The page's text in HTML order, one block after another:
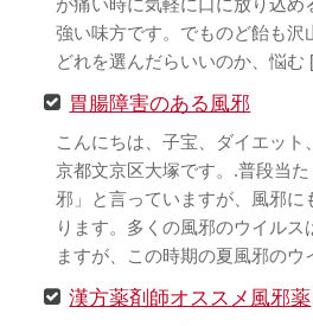
が痛い時に気軽に口に放り込め
強い味方です。でものど飴も沢
どれを選んだらいいのか、悩む
胃腸障害のある風邪
こんにちは、子宝、ダイエット
京都文京区大塚です。.普段当
邪」と言っていますが、風邪に
ります。多くの風邪のウイルス
ますが、この時期の夏風邪の
漢方薬剤師オススメ風邪薬